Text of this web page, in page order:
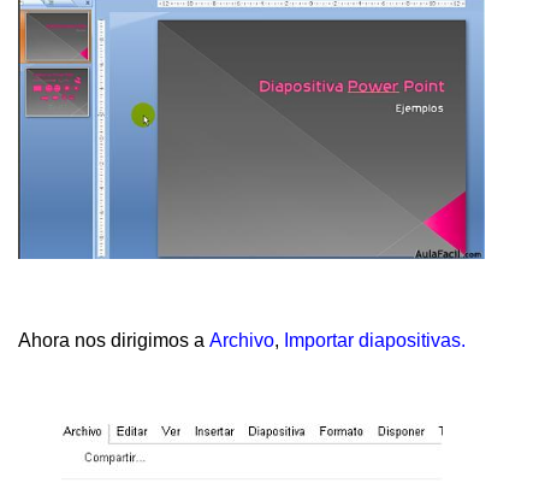
Ahora nos dirigimos a Archivo, Importar diapositivas.